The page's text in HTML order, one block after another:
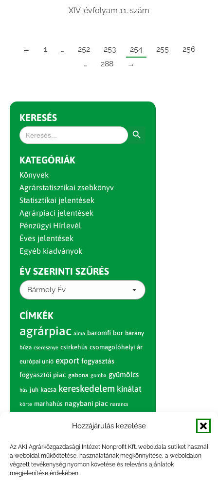
Hozzájárulás kezelése
Az AKI Agrárközgazdasági Intézet Nonprofit Kft. weboldala sütiket használ
a weboldal működtetése, használatának megkönnyítése, a weboldalon
végzett tevékenység nyomon követése és releváns ajánlatok
megjelenítése érdekében.
XIV. évfolyam 11. szám
← 1 … 252 253 254 255
256
…
288 →
KERESÉS
Search
for:
KATEGÓRIÁK
Könyvek
Agrárstatisztikai zsebkönyv
Statisztikai jelentések
Agrárpiaci jelentések
Pénzügyi Hírlevél
Éves jelentések
Egyéb kiadványok
ÉV SZERINTI SZŰRÉS
Bármely Év
CÍMKÉK
agrárpiac alma baromfi bor bárány
búza cseresznye csirkehús csomagolóhelyi ár
európai unió export fogyasztás
fogyasztói piac gabona gomba gyümölcs
hús juh kacsa kereskedelem kínálat
körte marhahús nagybani piac narancs
piaci jelentés
pulyka pulykahús sertés sertéshús
szarvasmarha termelés termelői
ár
világpiac